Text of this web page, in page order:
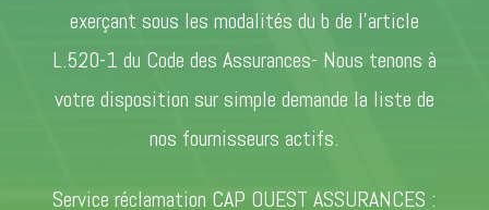
exerçant sous les modalités du b de l’article
L.520-1 du Code des Assurances- Nous tenons à
votre disposition sur simple demande la liste de
nos fournisseurs actifs.
Service réclamation CAP OUEST ASSURANCES :